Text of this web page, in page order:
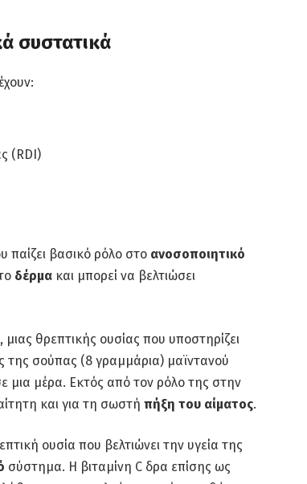
συστατικά
(RDI)
παίζει βασικό ρόλο στο ανοσοποιητικό
δέρμακαι μπορεί να βελτιώσει
, μιας θρεπτικής ουσίας που υποστηρίζει
της σούπας (8 γραμμάρια) μαϊντανού
μια μέρα. Εκτός από τον ρόλο της στην
και για τη σωστή πήξη του αίματος.
ουσία που βελτιώνει την υγεία της
σύστημα. Η βιταμίνη C δρα επίσης ως